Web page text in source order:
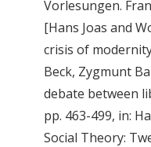
Vorlesungen.
[Hans Joas and
crisis of
Beck, Zygmunt
debate between
pp. 463-499, in:
Social Theory: